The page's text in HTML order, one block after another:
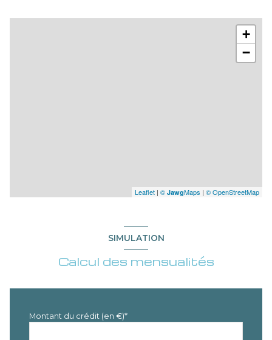
+
−
Leaflet | © JawgMaps | © OpenStreetMap
SIMULATION
Calcul des mensualités
Montant du crédit (en €)*